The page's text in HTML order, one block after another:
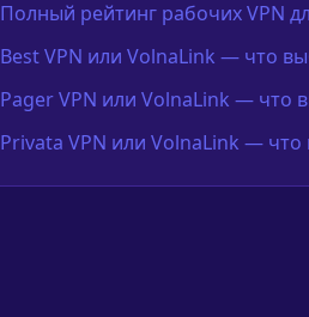
Полный рейтинг рабочих VPN
Best VPN или VolnaLink — что
Pager VPN или VolnaLink — что
Privata VPN или VolnaLink — что